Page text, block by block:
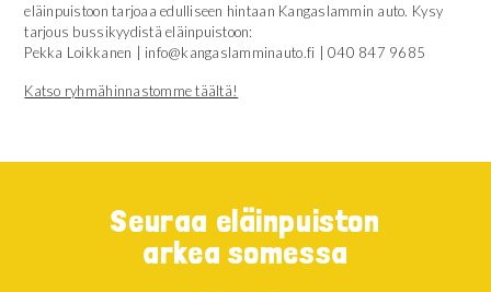
eläinpuistoon tarjoaa edulliseen hintaan Kangaslammin auto. Kysy
tarjous bussikyydistä eläinpuistoon:
Pekka Loikkanen | info@kangaslamminauto.fi | 040 847 9685
Katso ryhmähinnastomme täältä!
Seuraa eläinpuiston
arkea somessa